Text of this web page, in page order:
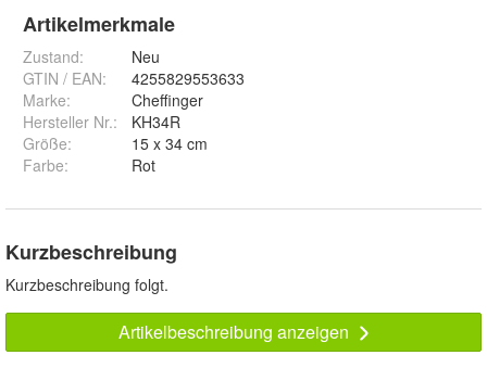
Artikelmerkmale
Zustand:
Neu
GTIN / EAN:
4255829553633
Marke:
Cheffinger
Hersteller Nr.:
KH34R
Größe:
15 x 34 cm
Farbe: Rot
Kurzbeschreibung
Kurzbeschreibung folgt.
Artikelbeschreibung anzeigen